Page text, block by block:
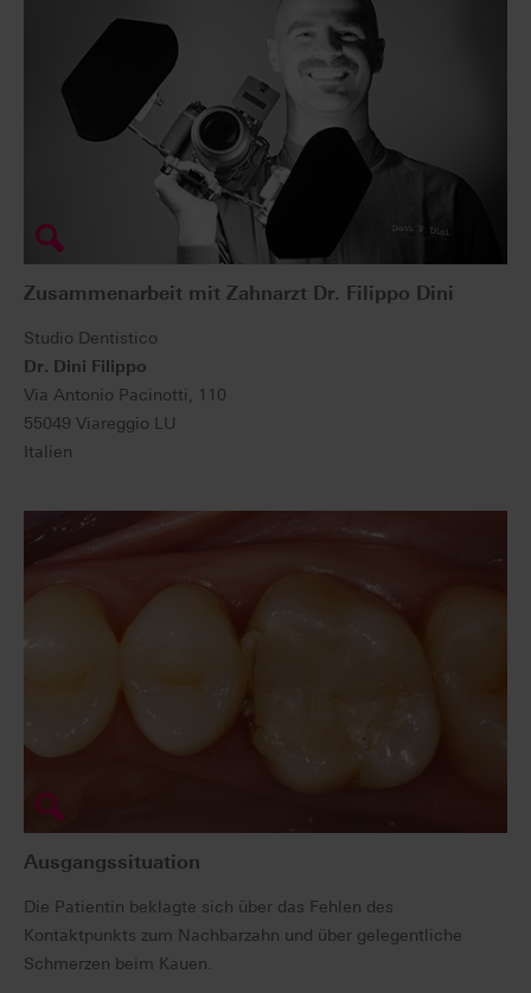
Zusammenarbeit mit Zahnarzt Dr. Filippo Dini
Studio Dentistico
Dr. Dini Filippo
Via Antonio Pacinotti, 110
55049 Viareggio LU
Italien
Ausgangssituation
Die Patientin beklagte sich über das Fehlen des
Kontaktpunkts zum Nachbarzahn und über gelegentliche
Schmerzen beim Kauen.